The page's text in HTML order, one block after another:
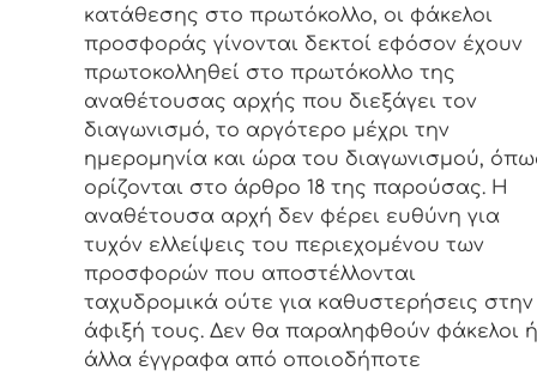
κατάθεσης στο πρωτόκολλο, οι φάκελοι
προσφοράς γίνονται δεκτοί εφόσον έχουν
πρωτοκολληθεί στο πρωτόκολλο της
αναθέτουσας αρχής που διεξάγει τον
διαγωνισμό, το αργότερο μέχρι την
ημερομηνία και ώρα του διαγωνισμού,
ορίζονται στο άρθρο 18 της παρούσας. Η
αναθέτουσα αρχή δεν φέρει ευθύνη για
τυχόν ελλείψεις του περιεχομένου των
προσφορών που αποστέλλονται
ταχυδρομικά ούτε για καθυστερήσεις στην
άφιξή τους. Δεν θα παραληφθούν φάκελοι ή
άλλα έγγραφα από οποιοδήποτε